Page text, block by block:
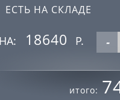
ЕСТЬ НА СКЛАДЕ
18640 Р. -
итого: